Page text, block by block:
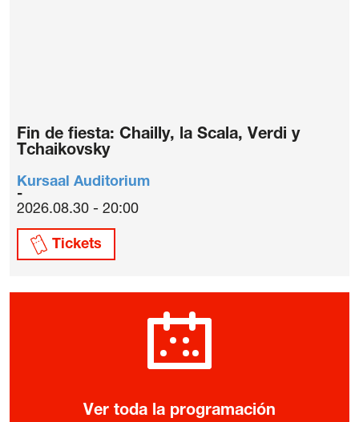
Fin de fiesta: Chailly, la Scala, Verdi y
Tchaikovsky
Kursaal Auditorium
2026.08.30 - 20:00
Tickets
Ver toda la programación